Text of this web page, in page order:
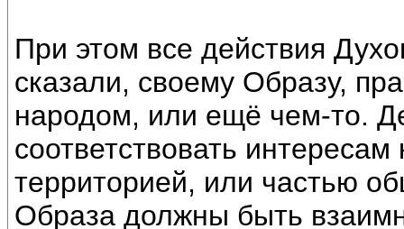
При этом все действия
сказали, своему Образу,
народом, или ещё чем-то.
соответствовать
территорией, или частью
Образа должны быть